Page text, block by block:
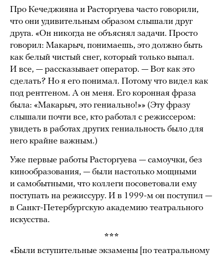
Про Кечеджияна и Расторгуева часто говорили,
что они удивительным образом слышали друг
друга. «Он никогда не объяснял задачи. Просто
говорил: Макарыч, понимаешь, это должно быть
как белый чистый снег, который только выпал.
И все, — рассказывает оператор. — Вот как это
сделать? Но я его понимал. Потому что видел как
под рентгеном. А он меня. Его коронная фраза
была: «Макарыч, это гениально!»» (Эту фразу
слышали почти все, кто работал с режиссером:
увидеть в работах других гениальность было для
него крайне важным.)
Уже первые работы Расторгуева — самоучки, без
кинообразования, — были настолько мощными
и самобытными, что коллеги посоветовали ему
поступать на режиссуру. И в 1999-м он поступил —
в Санкт-Петербургскую академию театрального
искусства.
***
«Были вступительные экзамены [по театральному